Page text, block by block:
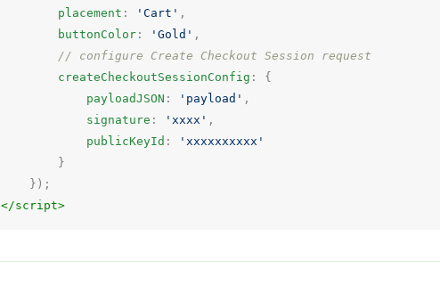
placement : 'Cart' ,
buttonColor : 'Gold' ,
// configure Create Checkout Session request
createCheckoutSessionConfig :
{
payloadJSON : 'payload' ,
signature : 'xxxx' ,
publicKeyId :
'xxxxxxxxxx'
}
});
</script>